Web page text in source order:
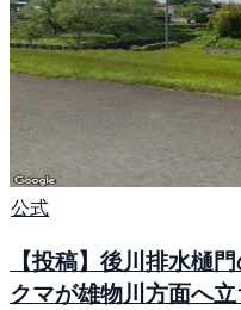
公式
【投稿】後川排水樋
クマが雄物川方面へ立